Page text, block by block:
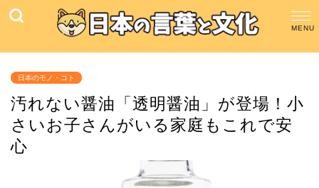
日本のモノ・コト
汚れない醤油「透明醤油」が登場！小
さいお子さんがいる家庭もこれで安
心